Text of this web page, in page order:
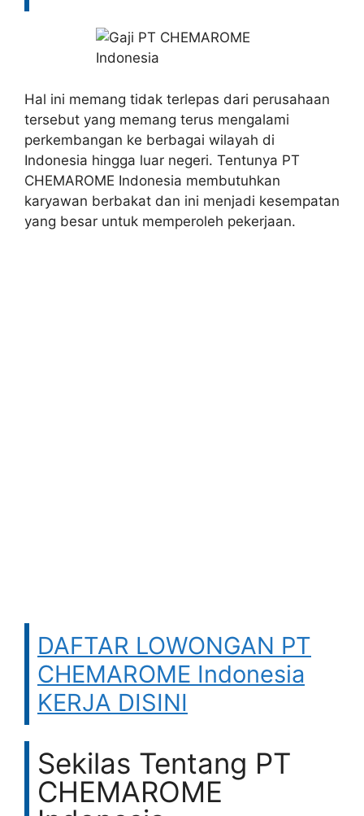
Hal ini memang tidak terlepas dari perusahaan
tersebut yang memang terus mengalami
perkembangan ke berbagai wilayah di
Indonesia hingga luar negeri. Tentunya PT
CHEMAROME Indonesia membutuhkan
karyawan berbakat dan ini menjadi kesempatan
yang besar untuk memperoleh pekerjaan.
DAFTAR LOWONGAN PT
CHEMAROME Indonesia
KERJA DISINI
Sekilas Tentang PT
CHEMAROME